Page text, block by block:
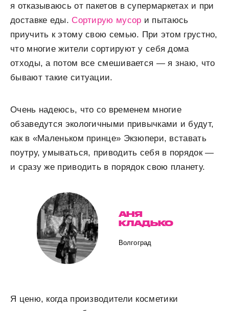
я отказываюсь от пакетов в супермаркетах и при
доставке еды. Сортирую мусор и пытаюсь
приучить к этому свою семью. При этом грустно,
что многие жители сортируют у себя дома
отходы, а потом все смешивается — я знаю, что
бывают такие ситуации.
Очень надеюсь, что со временем многие
обзаведутся экологичными привычками и будут,
как в «Маленьком принце» Экзюпери, вставать
поутру, умываться, приводить себя в порядок —
и сразу же приводить в порядок свою планету.
АНЯ
КЛАДЬКО
Волгоград
Я ценю, когда производители косметики